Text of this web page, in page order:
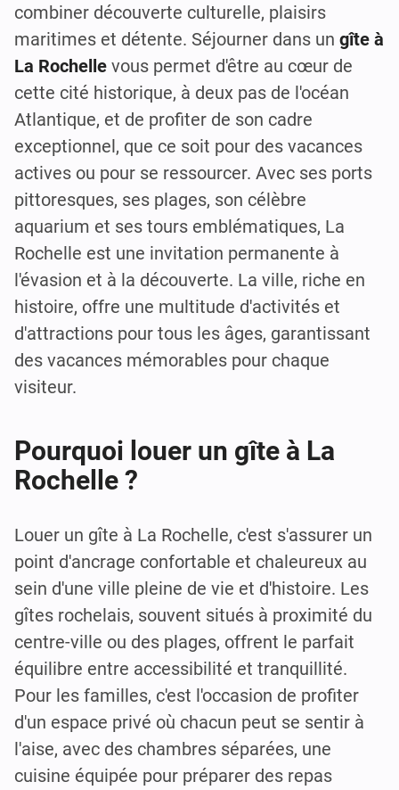
combiner découverte culturelle, plaisirs
maritimes et détente. Séjourner dans un gîte à
La Rochelle vous permet d'être au cœur de
cette cité historique, à deux pas de l'océan
Atlantique, et de profiter de son cadre
exceptionnel, que ce soit pour des vacances
actives ou pour se ressourcer. Avec ses ports
pittoresques, ses plages, son célèbre
aquarium et ses tours emblématiques, La
Rochelle est une invitation permanente à
l'évasion et à la découverte. La ville, riche en
histoire, offre une multitude d'activités et
d'attractions pour tous les âges, garantissant
des vacances mémorables pour chaque
visiteur.
Pourquoi louer un gîte à La
Rochelle ?
Louer un gîte à La Rochelle, c'est s'assurer un
point d'ancrage confortable et chaleureux au
sein d'une ville pleine de vie et d'histoire. Les
gîtes rochelais, souvent situés à proximité du
centre-ville ou des plages, offrent le parfait
équilibre entre accessibilité et tranquillité.
Pour les familles, c'est l'occasion de profiter
d'un espace privé où chacun peut se sentir à
l'aise, avec des chambres séparées, une
cuisine équipée pour préparer des repas